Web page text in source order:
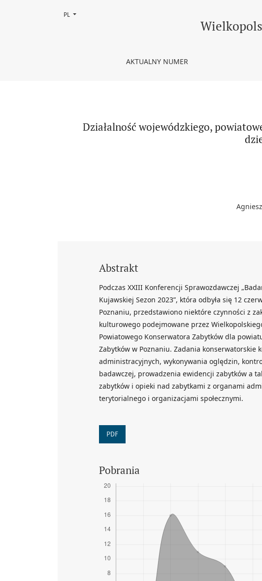
Działalność wojewódzkiego, powiatowego i miej­skiego
AKTUALNY NUMER
Zmień język, obecnie wybrany to:
PL
Działalność wojewódzkiego,
Abstrakt
Podczas XXIII Konferencji Sprawozdawczej
Kujawskiej Sezon 2023”, która odbyła się 12
Poznaniu, przedstawiono niektóre czynności z
kulturowego podejmowane przez
Powiatowego Konserwatora Zabytków dla
Zabytków w Poznaniu. Zadania konserwatorskie
administracyjnych, wykonywania oględzin,
badawczej, prowadzenia ewidencji zabytków a
zabytków i opieki nad zabytkami z organami
terytorialnego i organizacjami społecznymi.
PDF
Pobrania